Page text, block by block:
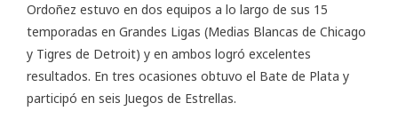
Ordoñez estuvo en dos equipos a lo largo de sus 15
temporadas en Grandes Ligas (Medias Blancas de Chicago
y Tigres de Detroit) y en ambos logró excelentes
resultados. En tres ocasiones obtuvo el Bate de Plata y
participó en seis Juegos de Estrellas.